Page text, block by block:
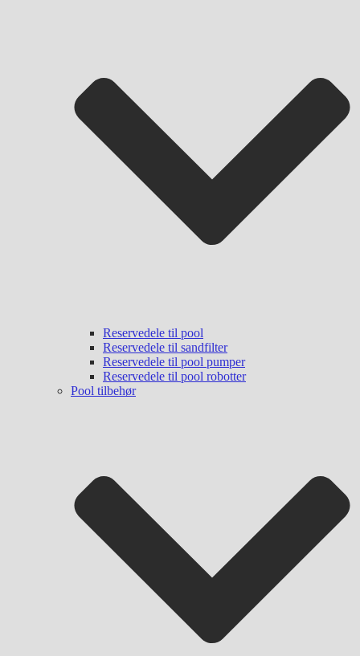
Reservedele til pool
Reservedele til sandfilter
Reservedele til pool pumper
Reservedele til pool robotter
Pool tilbehør